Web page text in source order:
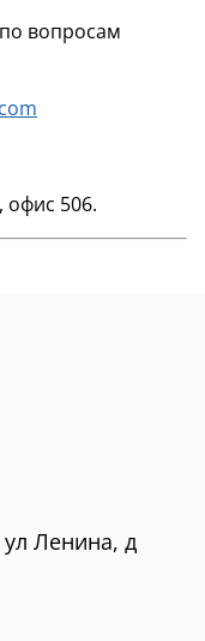
вопросам
офис 506.
Ленина, д